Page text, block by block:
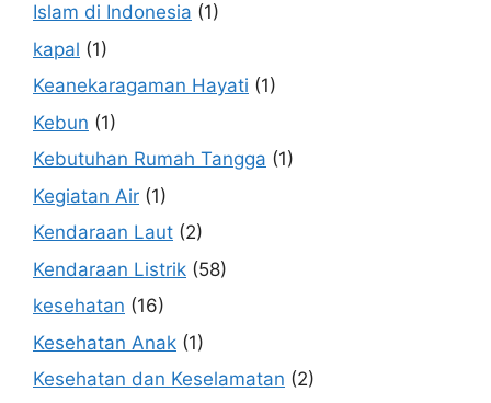
Islam di Indonesia (1)
kapal (1)
Keanekaragaman Hayati (1)
Kebun (1)
Kebutuhan Rumah Tangga (1)
Kegiatan Air (1)
Kendaraan Laut (2)
Kendaraan Listrik (58)
kesehatan (16)
Kesehatan Anak (1)
Kesehatan dan Keselamatan (2)